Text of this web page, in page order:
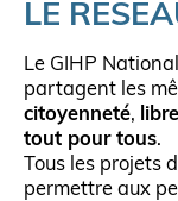
LE
Le GIHP
partagent les
citoyenneté,
tout pour tous.
Tous les projets
permettre aux